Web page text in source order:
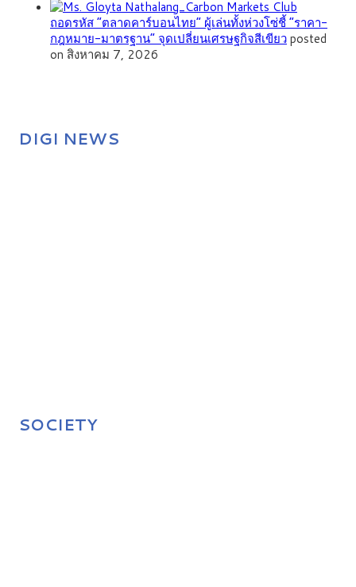
ถอดรหัส “ตลาดคาร์บอนไทย” ผู้เล่นทั้งห่วงโซ่ชี้ “ราคา-
กฎหมาย-มาตรฐาน” จุดเปลี่ยนเศรษฐกิจสีเขียวposted
on สิงหาคม 7, 2026
DIGI NEWS
SOCIETY